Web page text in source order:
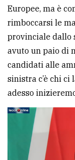
Europee, ma è
rimboccarsi le
provinciale dallo
avuto un paio di
candidati alle
sinistra c’è chi ci
adesso